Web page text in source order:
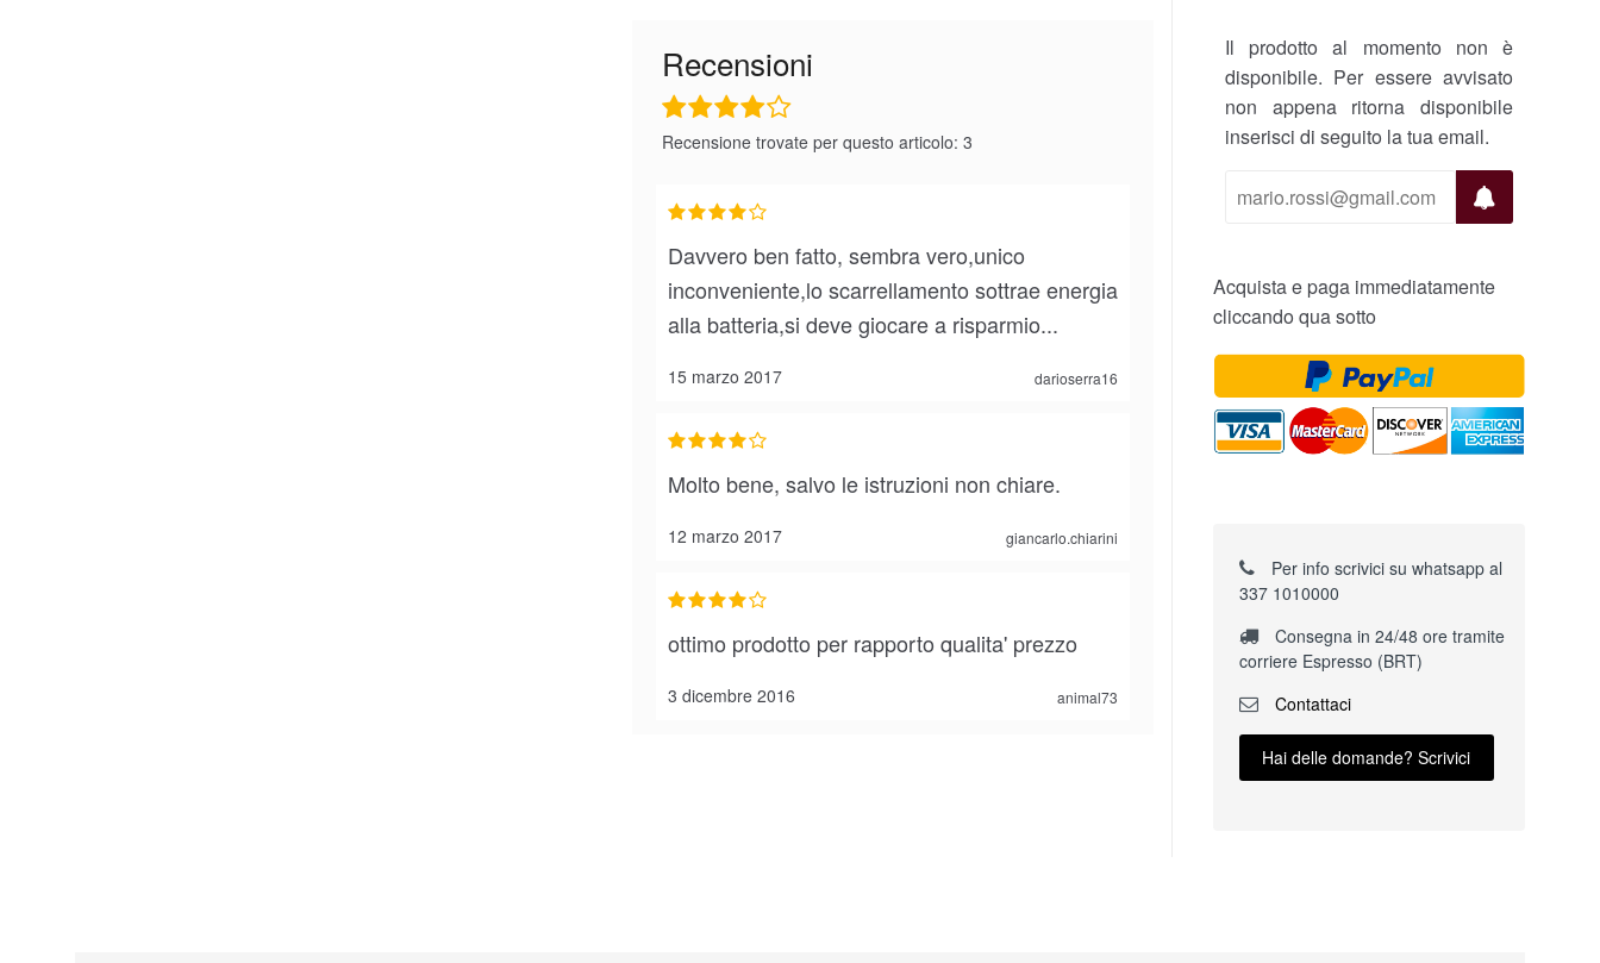
Recensioni
Recensione trovate per questo articolo: 3
15 marzo 2017 darioserra16
Davvero ben fatto, sembra vero,unico
inconveniente,lo scarrellamento sottrae energia
alla batteria,si deve giocare a risparmio...
12 marzo 2017 giancarlo.chiarini
Molto bene, salvo le istruzioni non chiare.
3 dicembre 2016 animal73
ottimo prodotto per rapporto qualita' prezzo
Il prodotto al momento non è
disponibile. Per essere avvisato
non appena ritorna disponibile
inserisci di seguito la tua email.
Acquista e paga immediatamente
cliccando qua sotto
Per info scrivici su whatsapp al
337 1010000
Consegna in 24/48 ore tramite
corriere Espresso (BRT)
Contattaci
Hai delle domande? Scrivici